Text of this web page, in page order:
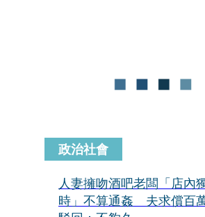
政治社會
人妻擁吻酒吧老闆「店內
時」不算通姦 夫求償百